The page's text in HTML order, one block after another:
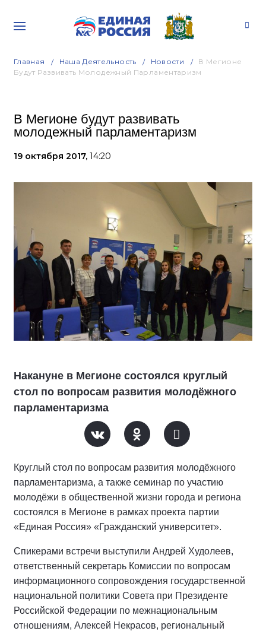
Главная Наша Деятельность Новости
В Мегионе
Будут Развивать Молодежный Парламентаризм
В Мегионе будут развивать
молодежный парламентаризм
19 октября 2017, 14:20
Накануне в Мегионе состоялся круглый
стол по вопросам развития молодёжного
парламентаризма
Круглый стол по вопросам развития молодёжного
парламентаризма, а также семинар по участию
молодёжи в общественной жизни города и региона
состоялся в Мегионе в рамках проекта партии
«Единая Россия» «Гражданский университет».
Спикерами встречи выступили Андрей Худолеев,
ответственный секретарь Комиссии по вопросам
информационного сопровождения государственной
национальной политики Совета при Президенте
Российской Федерации по межнациональным
отношениям, Алексей Некрасов, региональный